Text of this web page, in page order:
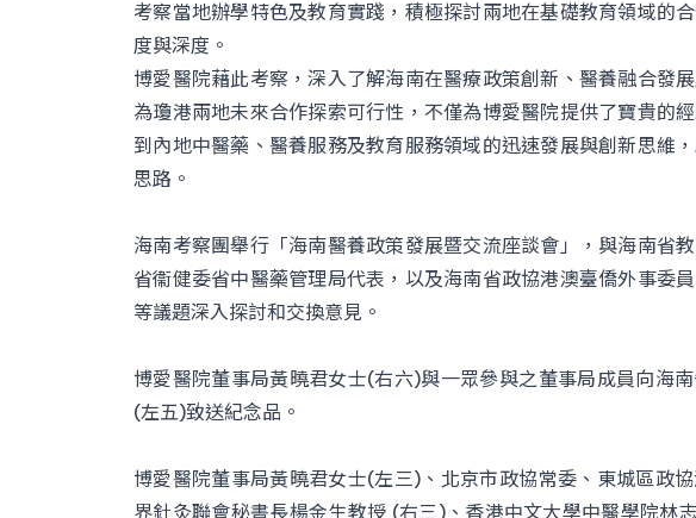
考察當地辦學特色及教育實踐，積極探討兩地在基礎教育領域的
度與深度。
博愛醫院藉此考察，深入了解海南在醫療政策創新、醫養融合發
為瓊港兩地未來合作探索可行性，不僅為博愛醫院提供了寶貴的
到內地中醫藥、醫養服務及教育服務領域的迅速發展與創新思維
思路。
海南考察團舉行「海南醫養政策發展暨交流座談會」，與海南省
省衞健委省中醫藥管理局代表，以及海南省政協港澳臺僑外事委
等議題深入探討和交換意見。
博愛醫院董事局黃曉君女士(右六)與一眾參與之董事局成員向海
(左五)致送紀念品。
博愛醫院董事局黃曉君女士(左三)、北京市政協常委、東城區政
界針灸聯會秘書長楊金生教授 (右三)、香港中文大學中醫學院林